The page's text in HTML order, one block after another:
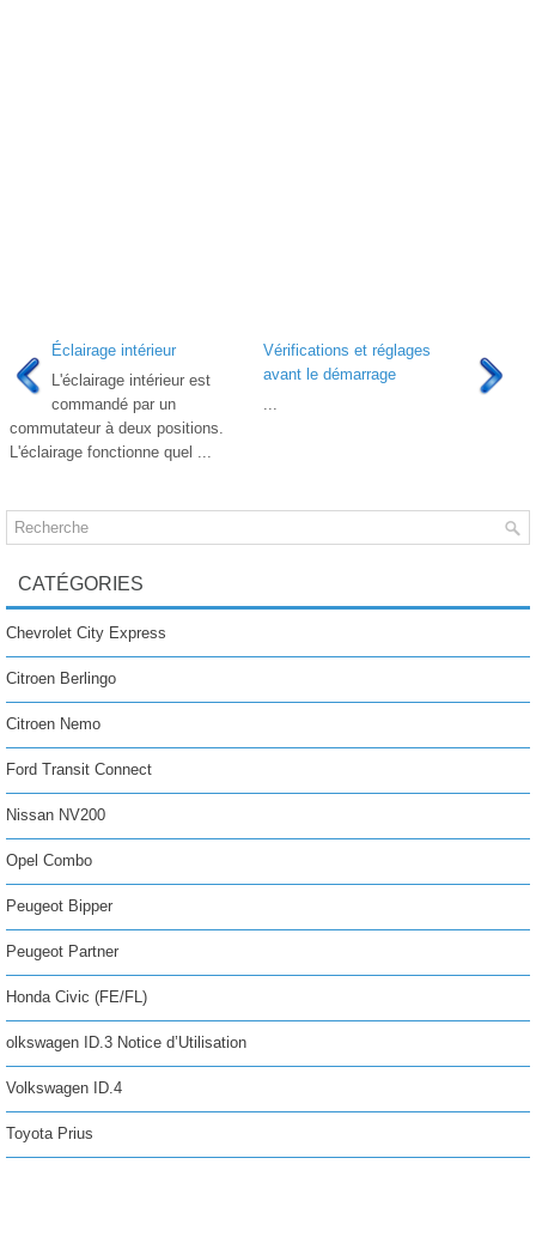
Éclairage intérieur
L'éclairage intérieur est
commandé par un
commutateur à deux positions.
L'éclairage fonctionne quel ...
Vérifications et réglages
avant le démarrage
...
CATÉGORIES
Chevrolet City Express
Citroen Berlingo
Citroen Nemo
Ford Transit Connect
Nissan NV200
Opel Combo
Peugeot Bipper
Peugeot Partner
Honda Civic (FE/FL)
olkswagen ID.3 Notice d’Utilisation
Volkswagen ID.4
Toyota Prius